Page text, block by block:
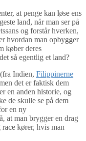
at penge kan løse ens
land, når man ser på
og forstår hverken,
hvordan man opbygger
køber deres
så egentlig et land?
Indien, Filippinerne
det er faktisk dem
en anden historie, og
de skulle se på dem
en ny
at man brygger en drag
kører, hvis man